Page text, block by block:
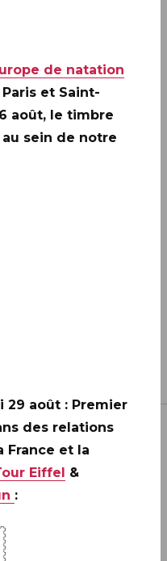
DE LA
newsletter
de natation
et Saint-
août, le timbre
sein de notre
29 août : Premier
des relations
France et la
Eiffel &
: